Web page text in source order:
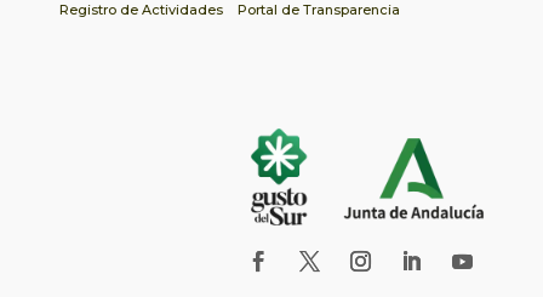
Registro de Actividades
Portal de Transparencia